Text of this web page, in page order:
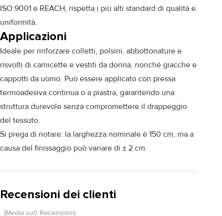
ISO 9001 e REACH, rispetta i più alti standard di qualità e
uniformità.
Applicazioni
Ideale per rinforzare colletti, polsini, abbottonature e
risvolti di camicette e vestiti da donna, nonché giacche e
cappotti da uomo. Può essere applicato con pressa
termoadesiva continua o a piastra, garantendo una
struttura durevole senza compromettere il drappeggio
del tessuto.
Si prega di notare: la larghezza nominale è 150 cm, ma a
causa del finissaggio può variare di ± 2 cm.
Recensioni dei clienti
(Media su0 Recensioni)